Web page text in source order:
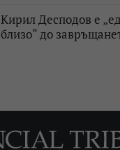
Кирил Десподов e
близо“ до